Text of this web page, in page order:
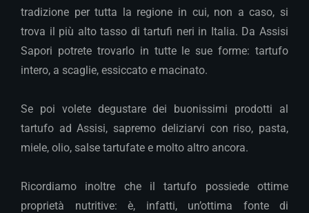
tradizione per tutta la regione in cui, non a caso, si
trova il più alto tasso di tartufi neri in Italia. Da Assisi
Sapori potrete trovarlo in tutte le sue forme: tartufo
intero, a scaglie, essiccato e macinato.
Se poi volete degustare dei buonissimi prodotti al
tartufo ad Assisi, sapremo deliziarvi con riso, pasta,
miele, olio, salse tartufate e molto altro ancora.
Ricordiamo inoltre che il tartufo possiede ottime
proprietà nutritive: è, infatti, un’ottima fonte di